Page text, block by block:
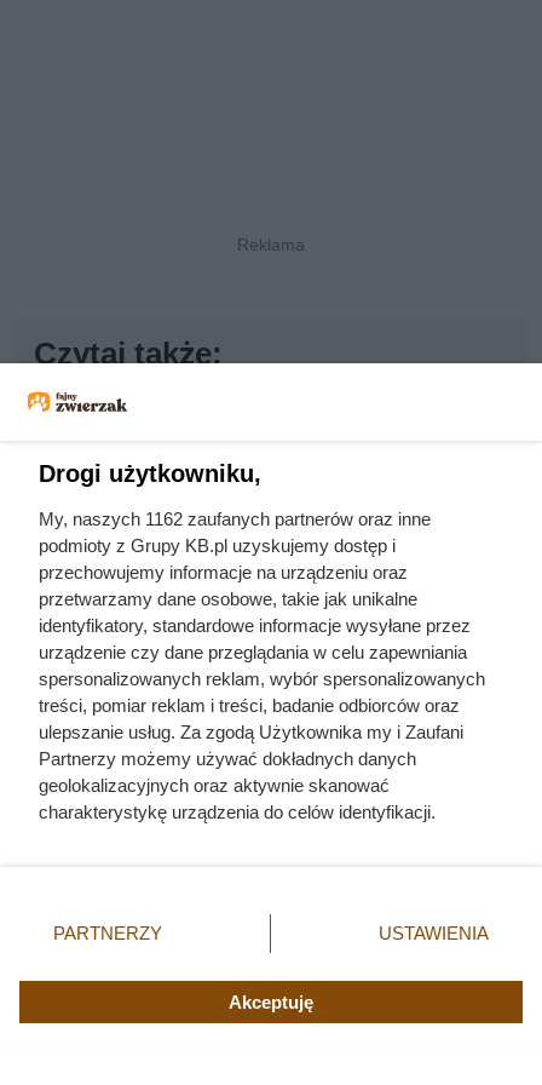
Czytaj także:
Córki Młynarskiego przerwały milczenie. „Żyliśmy
Co się działo w zamku polskiego magnata
Miał tylko 16 lat i nie bał się władzy PRL. SB
zabiło go w czasie stanu wojennego
Herodot pisał o tym z przerażeniem. Każda
kobieta musiała zrobić to chociaż raz w życiu
Wszystkie kobiety Mickiewicza. Miał romans
nawet z kobietą, która mieszkała z jego żoną
Drogi użytkowniku,
My, naszych 1162 zaufanych partnerów oraz inne
podmioty z Grupy KB.pl uzyskujemy dostęp i
przechowujemy informacje na urządzeniu oraz
przetwarzamy dane osobowe, takie jak unikalne
identyfikatory, standardowe informacje wysyłane przez
urządzenie czy dane przeglądania w celu zapewniania
spersonalizowanych reklam, wybór spersonalizowanych
treści, pomiar reklam i treści, badanie odbiorców oraz
ulepszanie usług. Za zgodą Użytkownika my i Zaufani
Partnerzy możemy używać dokładnych danych
geolokalizacyjnych oraz aktywnie skanować
charakterystykę urządzenia do celów identyfikacji.
zmienić/wycofać klikając przycisk ustawień prywatności
znajdujący się w lewym dolnym rogu strony. Niektóre
użytkownika, ale masz prawo sprzeciwić się takiemu
przetwarzaniu. Preferencje będą miały zastosowania tylko
PARTNERZY USTAWIENIA
Akceptuję